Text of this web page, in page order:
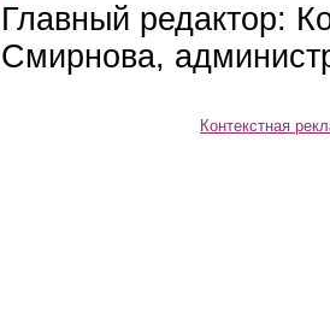
Главный редактор:
Смирнова,
Контекстная